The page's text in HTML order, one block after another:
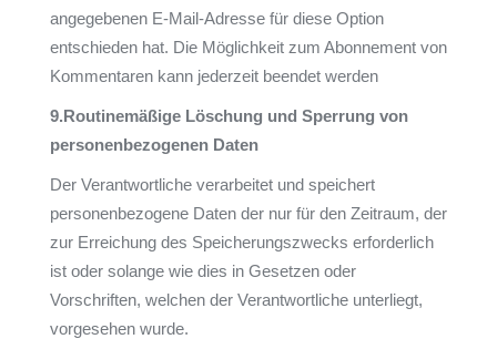
angegebenen E-Mail-Adresse für diese Option
entschieden hat. Die Möglichkeit zum Abonnement von
Kommentaren kann jederzeit beendet werden
9.Routinemäßige Löschung und Sperrung von
personenbezogenen Daten
Der Verantwortliche verarbeitet und speichert
personenbezogene Daten der nur für den Zeitraum, der
zur Erreichung des Speicherungszwecks erforderlich
ist oder solange wie dies in Gesetzen oder
Vorschriften, welchen der Verantwortliche unterliegt,
vorgesehen wurde.